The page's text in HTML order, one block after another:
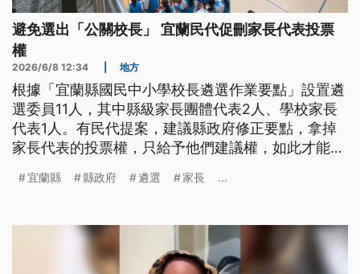
避免選出「公關校長」 宜蘭民代促刪家長代表投票
權
2026/6/8 12:34 地方
根據「宜蘭縣國民中小學校長遴選作業要點」設置遴
選委員11人，其中縣級家長團體代表2人、學校家長
代表1人。有民代提案，建議縣政府修正要點，拿掉
家長代表的投票權，只給予他們建議權，如此才能避
示，會研議討論是否修法。
宜蘭縣 縣政府 遴選 家長 ...